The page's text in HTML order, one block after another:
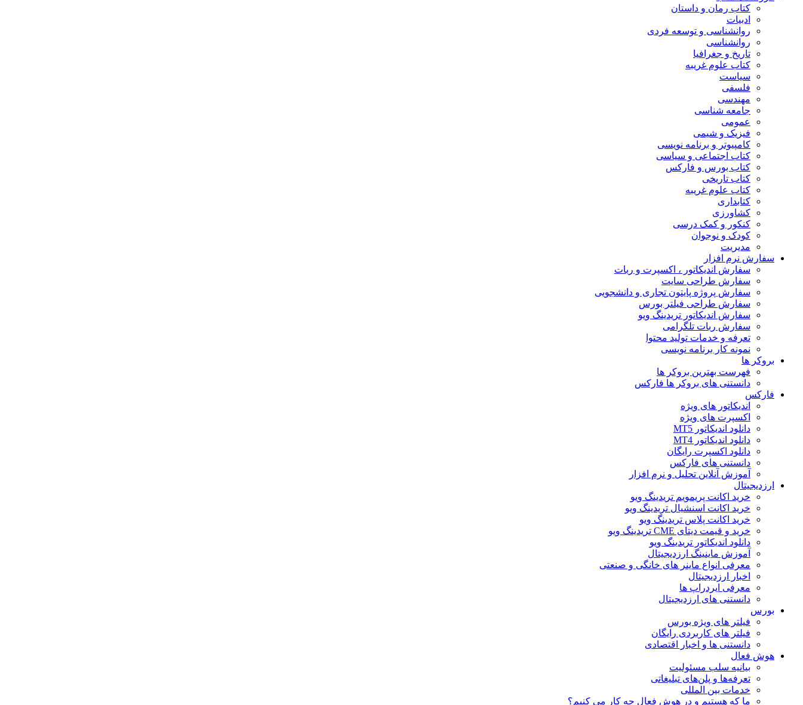
کتاب رمان و داستان
ادبیات
روانشناسی و توسعه فردی
روانشناسی
تاریخ و جغرافیا
کتاب علوم غریبه
سیاست
فلسفی
مهندسی
جامعه شناسی
عمومی
فیزیک و شیمی
کامپیوتر و برنامه نویسی
کتاب اجتماعی و سیاسی
کتاب بورس و فارکس
کتاب تاریخی
کتاب علوم غریبه
کتابداری
کشاورزی
کنکور و کمک‌ درسی
کودک و نوجوان
مدیریت
سفارش نرم افزار
سفارش اندیکاتور ، اکسپرت و ربات
سفارش طراحی سایت
سفارش پروژه پایتون تجاری و دانشجویی
سفارش طراحی فیلتر بورس
سفارش اندیکاتور تریدینگ ویو
سفارش ربات تلگرامی
تعرفه و خدمات تولید محتوا
نمونه کار برنامه نویسی
بروکر ها
فهرست بهترین بروکر ها
دانستنی های بروکر ها فارکس
فارکس
اندیکاتور های ویژه
اکسپرت های ویژه
دانلود اندیکاتور MT5
دانلود اندیکاتور MT4
دانلود اکسپرت رایگان
دانستنی های فارکس
آموزش آنلاین تحلیل و نرم افزار
ارزدیجیتال
خرید اکانت پریمویم تریدینگ ویو
خرید اکانت اسنشیال تریدینگ ویو
خرید اکانت پلاس تریدینگ ویو
خرید و قیمت دیتای CME تریدینگ ویو
دانلود اندیکاتور تریدینگ ویو
آموزش ماینینگ ارزدیجیتال
معرفی انواع ماینر های خانگی و صنعتی
اخبار ارزدیجیتال
معرفی ایردراپ ها
دانستنی های ارزدیجیتال
بورس
فیلتر های ویژه بورس
فیلتر های کاربردی رایگان
دانستنی ها و اخبار اقتصادی
هوش فعال
بیانیه سلب مسئولیت
تعرفه‌ها و پلن‌های تبلیغاتی
خدمات بین المللی
ما که هستیم و در هوش فعال چه کار می کنیم؟